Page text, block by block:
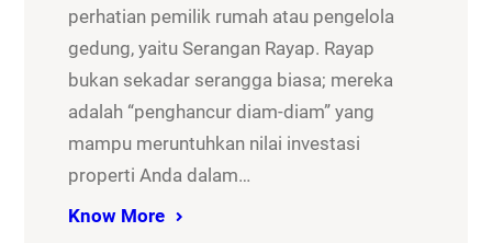
perhatian pemilik rumah atau pengelola
gedung, yaitu Serangan Rayap. Rayap
bukan sekadar serangga biasa; mereka
adalah “penghancur diam-diam” yang
mampu meruntuhkan nilai investasi
properti Anda dalam…
Know More